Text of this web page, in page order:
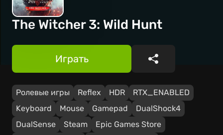
The Witcher 3: Wild Hunt
Ролевые игры Reflex HDR
RTX_ENABLED
Keyboard
Mouse Gamepad
DualShock4
DualSense
Steam
Epic Games Store
Играть Поделиться